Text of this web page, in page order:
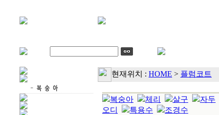
현재위치 : HOME > 플럼코트
복숭아 체리 살구
자두
오디
특용수 조경수